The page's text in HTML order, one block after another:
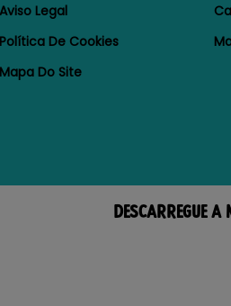
Aviso Legal
Política De Cookies
Mapa Do Site
DESCARREGUE